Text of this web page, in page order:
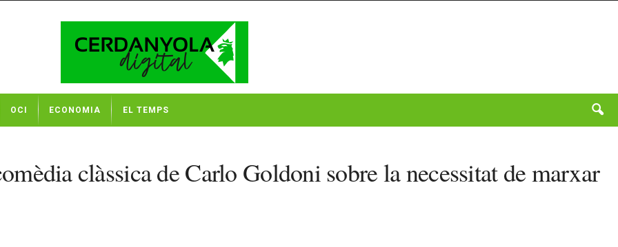
OCI ECONOMIA EL TEMPS
clàssica de Carlo Goldoni sobre la necessitat de marxar